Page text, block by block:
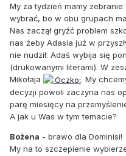
My za tydzień mamy
wybrać, bo w obu grupach
Nas zaczął gryźć problem
nas żeby Adasia już w
nie nudził. Adaś wybija się
(drukowanymi literami). W
Mikołaja
. My
decyzji powoli zaczyna nas
parę miesięcy na
A jak u Was w tym temacie?
Bożena - brawo dla Dominisi!
My na to szczepienie